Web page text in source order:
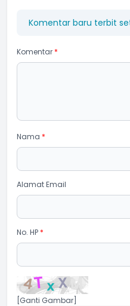
Komentar baru terbit
Komentar *
Nama *
Alamat Email
No. HP *
[Ganti Gambar]